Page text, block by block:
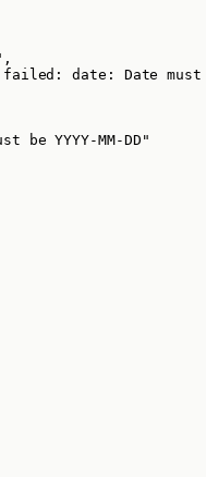
,
date: Date must be
be YYYY-MM-DD "